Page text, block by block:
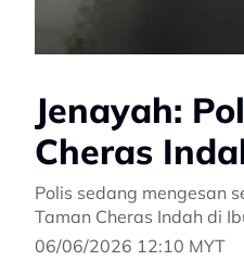
Jenayah:
Cheras
Polis sedang mengesan
Taman Cheras Indah di
06/06/2026 12:10 MYT